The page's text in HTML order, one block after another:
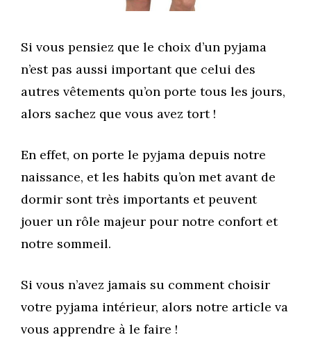
Si vous pensiez que le choix d’un pyjama
n’est pas aussi important que celui des
autres vêtements qu’on porte tous les jours,
alors sachez que vous avez tort !
En effet, on porte le pyjama depuis notre
naissance, et les habits qu’on met avant de
dormir sont très importants et peuvent
jouer un rôle majeur pour notre confort et
notre sommeil.
Si vous n’avez jamais su comment choisir
votre pyjama intérieur, alors notre article va
vous apprendre à le faire !